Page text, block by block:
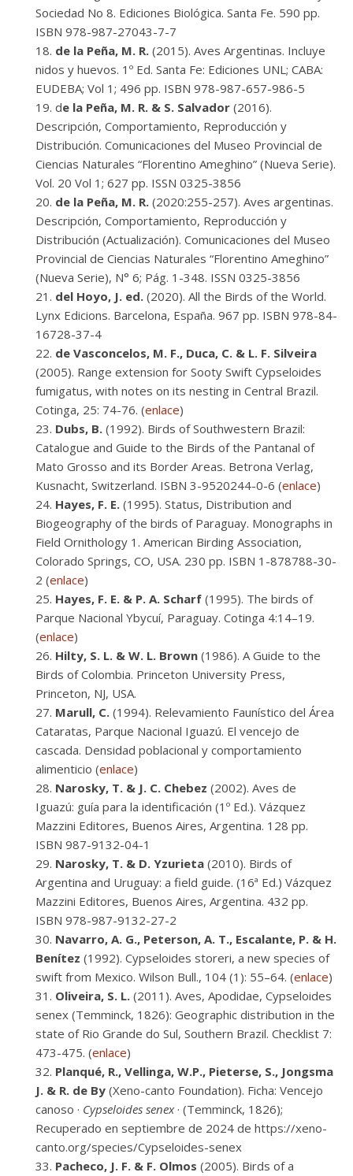
Sociedad No 8. Ediciones Biológica. Santa Fe. 590 pp.
ISBN 978-987-27043-7-7
de la Peña, M. R. (2015). Aves Argentinas. Incluye
nidos y huevos. 1º Ed. Santa Fe: Ediciones UNL; CABA:
EUDEBA; Vol 1; 496 pp. ISBN 978-987-657-986-5
de la Peña, M. R. & S. Salvador (2016).
Descripción, Comportamiento, Reproducción y
Distribución. Comunicaciones del Museo Provincial de
Ciencias Naturales “Florentino Ameghino” (Nueva Serie).
Vol. 20 Vol 1; 627 pp. ISSN 0325-3856
de la Peña, M. R. (2020:255-257). Aves argentinas.
Descripción, Comportamiento, Reproducción y
Distribución (Actualización). Comunicaciones del Museo
Provincial de Ciencias Naturales “Florentino Ameghino”
(Nueva Serie), N° 6; Pág. 1-348. ISSN 0325-3856
del Hoyo, J. ed. (2020). All the Birds of the World.
Lynx Edicions. Barcelona, España. 967 pp. ISBN 978-84-
16728-37-4
de Vasconcelos, M. F., Duca, C. & L. F. Silveira
(2005). Range extension for Sooty Swift Cypseloides
fumigatus, with notes on its nesting in Central Brazil.
Cotinga, 25: 74-76. (enlace)
Dubs, B. (1992). Birds of Southwestern Brazil:
Catalogue and Guide to the Birds of the Pantanal of
Mato Grosso and its Border Areas. Betrona Verlag,
Kusnacht, Switzerland. ISBN 3-9520244-0-6 (enlace)
Hayes, F. E. (1995). Status, Distribution and
Biogeography of the birds of Paraguay. Monographs in
Field Ornithology 1. American Birding Association,
Colorado Springs, CO, USA. 230 pp. ISBN 1-878788-30-
2 (enlace)
Hayes, F. E. & P. A. Scharf (1995). The birds of
Parque Nacional Ybycuí, Paraguay. Cotinga 4:14–19.
(enlace)
Hilty, S. L. & W. L. Brown (1986). A Guide to the
Birds of Colombia. Princeton University Press,
Princeton, NJ, USA.
Marull, C. (1994). Relevamiento Faunístico del Área
Cataratas, Parque Nacional Iguazú. El vencejo de
cascada. Densidad poblacional y comportamiento
alimenticio (enlace)
Narosky, T. & J. C. Chebez (2002). Aves de
Iguazú: guía para la identificación (1º Ed.). Vázquez
Mazzini Editores, Buenos Aires, Argentina. 128 pp.
ISBN 987-9132-04-1
Narosky, T. & D. Yzurieta (2010). Birds of
Argentina and Uruguay: a field guide. (16ª Ed.) Vázquez
Mazzini Editores, Buenos Aires, Argentina. 432 pp.
ISBN 978-987-9132-27-2
Navarro, A. G., Peterson, A. T., Escalante, P. & H.
Benítez (1992). Cypseloides storeri, a new species of
swift from Mexico. Wilson Bull., 104 (1): 55–64. (enlace)
Oliveira, S. L. (2011). Aves, Apodidae, Cypseloides
senex (Temminck, 1826): Geographic distribution in the
state of Rio Grande do Sul, Southern Brazil. Checklist 7:
473-475. (enlace)
Planqué, R., Vellinga, W.P., Pieterse, S., Jongsma
J. & R. de By (Xeno-canto Foundation). Ficha: Vencejo
canoso · Cypseloides senex· (Temminck, 1826);
Recuperado en septiembre de 2024 de https://xeno-
canto.org/species/Cypseloides-senex
Pacheco, J. F. & F. Olmos (2005). Birds of a